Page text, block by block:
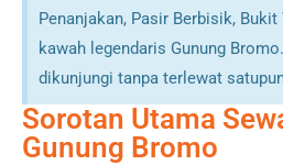
Penanjakan, Pasir Berbisik,
kawah legendaris Gunung
dikunjungi tanpa terlewat
Sorotan Utama
Gunung Bromo